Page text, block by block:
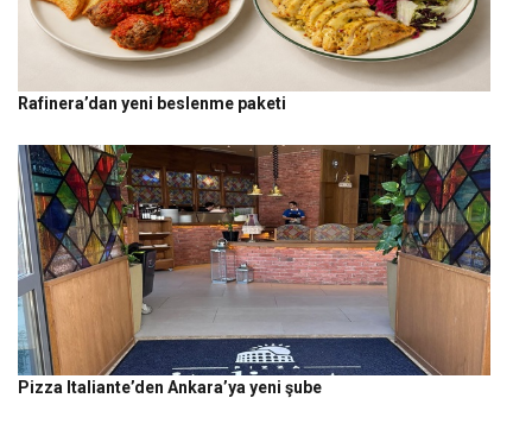
Rafinera’dan yeni beslenme paketi
Pizza Italiante’den Ankara’ya yeni şube